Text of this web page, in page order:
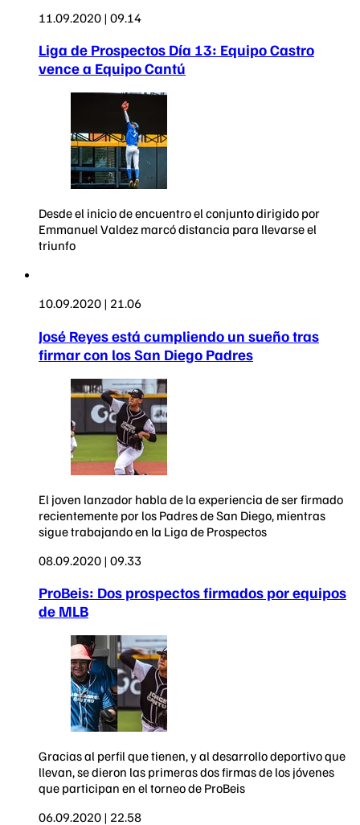
11.09.2020 | 09.14
Liga de Prospectos Día 13: Equipo Castro
vence a Equipo Cantú
Desde el inicio de encuentro el conjunto dirigido por
Emmanuel Valdez marcó distancia para llevarse el
triunfo
10.09.2020 | 21.06
José Reyes está cumpliendo un sueño tras
firmar con los San Diego Padres
El joven lanzador habla de la experiencia de ser firmado
recientemente por los Padres de San Diego, mientras
sigue trabajando en la Liga de Prospectos
08.09.2020 | 09.33
ProBeis: Dos prospectos firmados por equipos
de MLB
Gracias al perfil que tienen, y al desarrollo deportivo que
llevan, se dieron las primeras dos firmas de los jóvenes
que participan en el torneo de ProBeis
06.09.2020 | 22.58